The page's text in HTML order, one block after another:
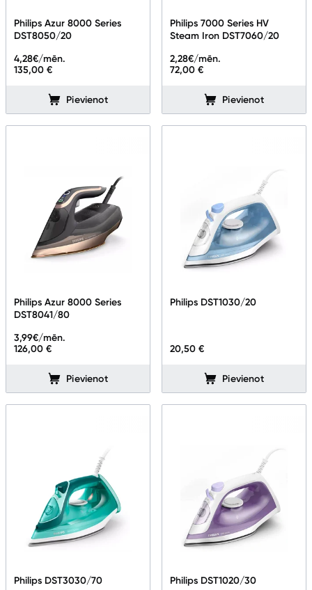
Viedierīces
Lielā tehnika
Auto ledusskapji
Putekļu sūcēji
Roboti putekļu sūcēji
Tīrīšanas iekārtas
Tvaika gludināšanas sistēmas
Kafijas pagatavošana
Mazā virtuves tehnika
Klimata iekārtas
Philips Azur 8000 Series
DST8050/20
135,00 €
4,28€/mēn.
Pievienot
Philips 7000 Series HV
Steam Iron DST7060/20
72,00 €
2,28€/mēn.
Pievienot
Philips Azur 8000 Series
DST8041/80
126,00 €
3,99€/mēn.
Pievienot
Philips DST1030/20
20,50 €
Pievienot
Philips DST3030/70
Philips DST1020/30